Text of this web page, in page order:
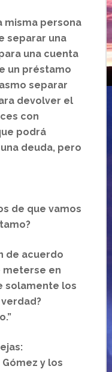
misma persona
separar una
una cuenta
un préstamo
separar
devolver el
con
podrá
deuda, pero
de que vamos
de acuerdo
meterse en
solamente los
y los